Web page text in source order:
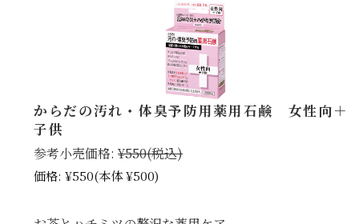
からだの汚れ・体臭予防用薬用石鹸 女性向＋
子供
参考小売価格: ¥550(税込)
価格: ¥550(本体 ¥500)